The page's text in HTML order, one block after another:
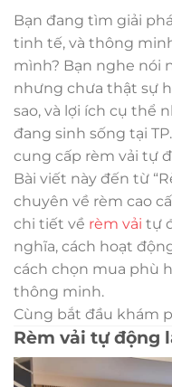
Bạn đang tìm giải
tinh tế, và thông
mình? Bạn nghe nói
nhưng chưa thật sự
sao, và lợi ích cụ thể
đang sinh sống tại
cung cấp rèm vải tự
Bài viết này đến từ
chuyên về rèm cao
chi tiết về rèm vải tự
nghĩa, cách hoạt
cách chọn mua phù
thông minh.
Cùng bắt đầu khám
Rèm vải tự động